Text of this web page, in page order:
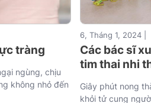
tràng
ngùng, chịu
không nhỏ đến
6, Tháng 1, 2024 |
Các bác sĩ
tim thai nhi
Giây phút nong
khỏi tử cung